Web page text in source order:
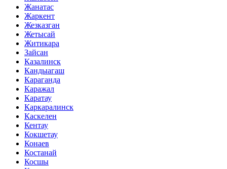
Жанатас
Жаркент
Жезказган
Жетысай
Житикара
Зайсан
Казалинск
Кандыагаш
Караганда
Каражал
Каратау
Каркаралинск
Каскелен
Кентау
Кокшетау
Конаев
Костанай
Косшы